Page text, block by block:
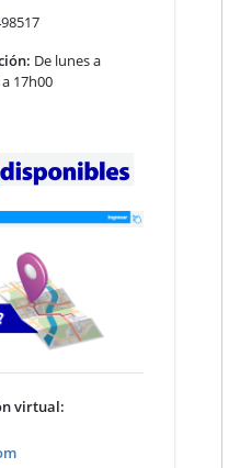
De lunes a
17h00
virtual: